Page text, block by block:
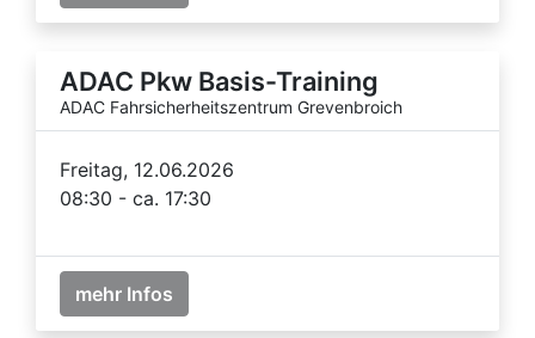
ADAC Pkw Basis-Training
ADAC Fahrsicherheitszentrum Grevenbroich
Freitag, 12.06.2026
08:30 - ca. 17:30
mehr Infos